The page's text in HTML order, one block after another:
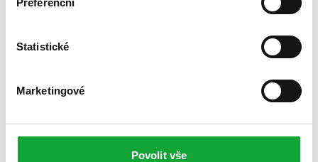
Preferenční
Statistické
Marketingové
Povolit vše